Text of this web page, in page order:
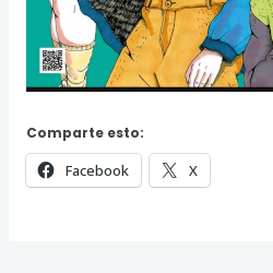
Comparte esto:
Facebook X